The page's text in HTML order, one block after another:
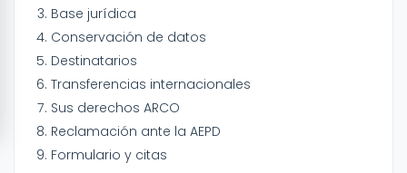
Base jurídica
Conservación de datos
Destinatarios
Transferencias internacionales
Sus derechos ARCO
Reclamación ante la AEPD
Formulario y citas